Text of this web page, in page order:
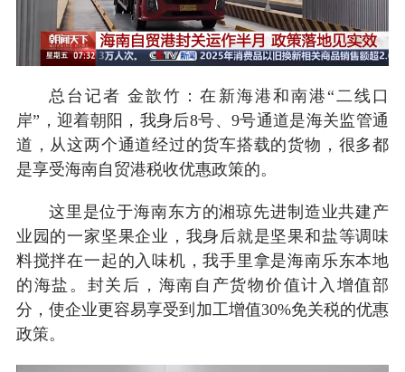
总台记者 金歆竹：在新海港和南港“二线口
岸”，迎着朝阳，我身后8号、9号通道是海关监管通
道，从这两个通道经过的货车搭载的货物，很多都
是享受海南自贸港税收优惠政策的。
这里是位于海南东方的湘琼先进制造业共建产
业园的一家坚果企业，我身后就是坚果和盐等调味
料搅拌在一起的入味机，我手里拿是海南乐东本地
的海盐。封关后，海南自产货物价值计入增值部
分，使企业更容易享受到加工增值30%免关税的优惠
政策。